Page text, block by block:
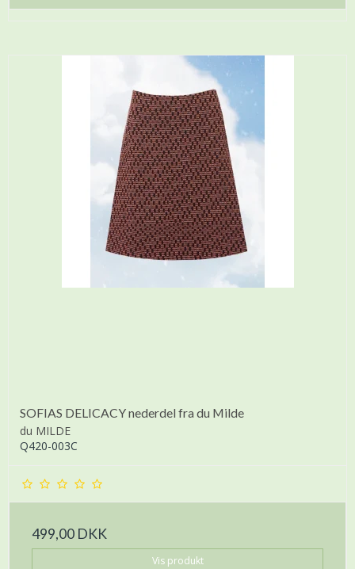
SOFIAS DELICACY nederdel fra du Milde
du MILDE
Q420-003C
499,00 DKK
Vis produkt